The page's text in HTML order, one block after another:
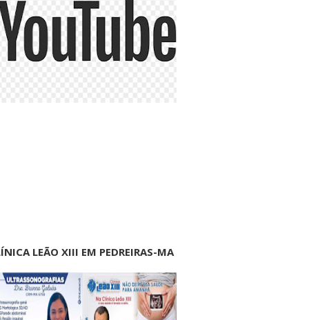
LEÃO XIII EM PEDREIRAS-MA